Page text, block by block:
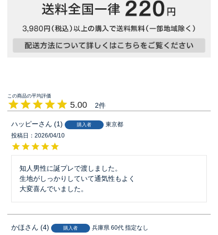
5.00 2
ハッピー 1 購入者
東京都
投稿日
2026/04/10
知人男性に誕プレで渡しました。
生地がしっかりしていて通気性もよく
大変喜んでいました。
かほ 4 購入者 兵庫県 60代 指定なし